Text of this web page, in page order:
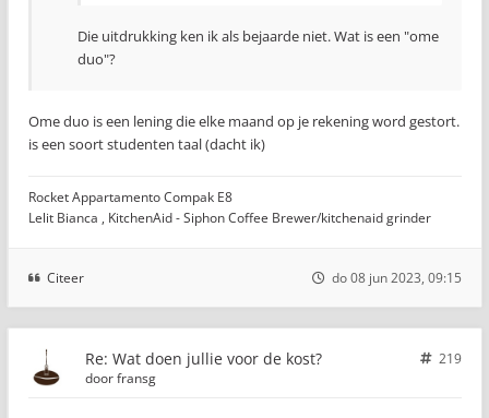
Die uitdrukking ken ik als bejaarde niet. Wat is een "ome
duo"?
Ome duo is een lening die elke maand op je rekening word gestort.
is een soort studenten taal (dacht ik)
Rocket Appartamento Compak E8
Lelit Bianca , KitchenAid - Siphon Coffee Brewer/kitchenaid grinder
Citeer do 08 jun 2023, 09:15
Re: Wat doen jullie voor de kost?
219
doorfransg